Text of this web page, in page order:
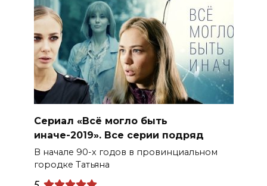
Сериал «Всё могло быть
иначе-2019». Все серии подряд
В начале 90-х годов в провинциальном
городке Татьяна